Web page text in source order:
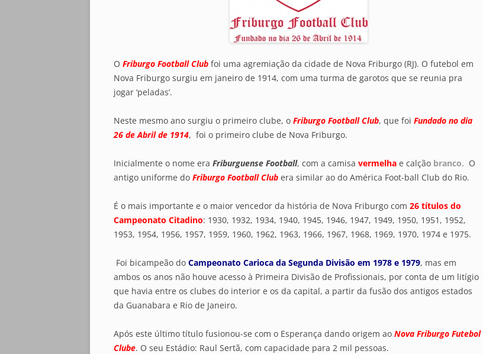
O Friburgo Football Club foi uma agremiação da cidade de Nova Friburgo (RJ). O futebol em
Nova Friburgo surgiu em janeiro de 1914, com uma turma de garotos que se reunia pra
jogar ‘peladas’.
Neste mesmo ano surgiu o primeiro clube, o Friburgo Football Club, que foi Fundado no dia
26 de Abril de 1914, foi o primeiro clube de Nova Friburgo.
Inicialmente o nome era Friburguense Football, com a camisa vermelha e calção branco. O
antigo uniforme do Friburgo Football Club era similar ao do América Foot-ball Club do Rio.
É o mais importante e o maior vencedor da história de Nova Friburgo com 26 títulos do
Campeonato Citadino: 1930, 1932, 1934, 1940, 1945, 1946, 1947, 1949, 1950, 1951, 1952,
1953, 1954, 1956, 1957, 1959, 1960, 1962, 1963, 1966, 1967, 1968, 1969, 1970, 1974 e 1975.
Foi bicampeão do Campeonato Carioca da Segunda Divisão em 1978 e 1979, mas em
ambos os anos não houve acesso à Primeira Divisão de Profissionais, por conta de um litígio
que havia entre os clubes do interior e os da capital, a partir da fusão dos antigos estados
da Guanabara e Rio de Janeiro.
Após este último título fusionou-se com o Esperança dando origem ao Nova Friburgo Futebol
Clube. O seu Estádio: Raul Sertã, com capacidade para 2 mil pessoas.